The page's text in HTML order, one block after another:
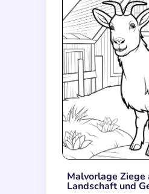
Malvorlage
Landschaft und